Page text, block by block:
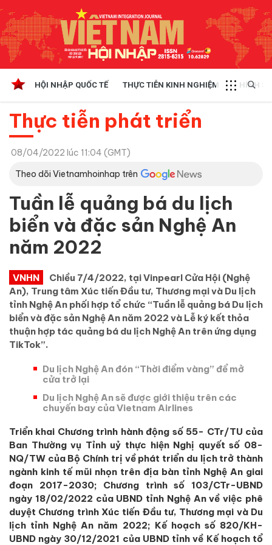
HỘI NHẬP QUỐC TẾ THỰC TIỄN KINH NGHIỆM CHÍNH
Thực tiễn phát triển
08/04/2022 lúc 11:04 (GMT)
Theo dõi Vietnamhoinhap trên
Tuần lễ quảng bá du lịch
biển và đặc sản Nghệ An
năm 2022
VNHN
Chiều 7/4/2022, tại Vinpearl Cửa Hội (Nghệ
An), Trung tâm Xúc tiến Đầu tư, Thương mại và Du lịch
tỉnh Nghệ An phối hợp tổ chức “Tuần lễ quảng bá Du lịch
biển và đặc sản Nghệ An năm 2022 và Lễ ký kết thỏa
thuận hợp tác quảng bá du lịch Nghệ An trên ứng dụng
TikTok”.
Du lịch Nghệ An đón “Thời điểm vàng” để mở
cửa trở lại
Du lịch Nghệ An sẽ được giới thiệu trên các
chuyến bay của Vietnam Airlines
Triển khai Chương trình hành động số 55- CTr/TU của
Ban Thường vụ Tỉnh uỷ thực hiện Nghị quyết số 08-
NQ/TW của Bộ Chính trị về phát triển du lịch trở thành
ngành kinh tế mũi nhọn trên địa bàn tỉnh Nghệ An giai
đoạn 2017-2030; Chương trình số 103/CTr-UBND
ngày 18/02/2022 của UBND tỉnh Nghệ An về việc phê
duyệt Chương trình Xúc tiến Đầu tư, Thương mại và Du
lịch tỉnh Nghệ An năm 2022; Kế hoạch số 820/KH-
UBND ngày 30/12/2021 của UBND tỉnh về Kế hoạch tổ